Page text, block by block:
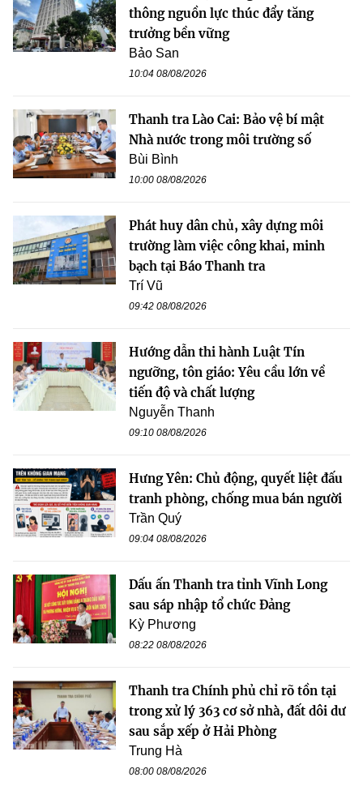
thông nguồn lực thúc đẩy tăng
trưởng bền vững
Bảo San
10:04 08/08/2026
Thanh tra Lào Cai: Bảo vệ bí mật
Nhà nước trong môi trường số
Bùi Bình
10:00 08/08/2026
Phát huy dân chủ, xây dựng môi
trường làm việc công khai, minh
bạch tại Báo Thanh tra
Trí Vũ
09:42 08/08/2026
Hướng dẫn thi hành Luật Tín
ngưỡng, tôn giáo: Yêu cầu lớn về
tiến độ và chất lượng
Nguyễn Thanh
09:10 08/08/2026
Hưng Yên: Chủ động, quyết liệt đấu
tranh phòng, chống mua bán người
Trần Quý
09:04 08/08/2026
Dấu ấn Thanh tra tỉnh Vĩnh Long
sau sáp nhập tổ chức Đảng
Kỳ Phương
08:22 08/08/2026
Thanh tra Chính phủ chỉ rõ tồn tại
trong xử lý 363 cơ sở nhà, đất dôi dư
sau sắp xếp ở Hải Phòng
Trung Hà
08:00 08/08/2026